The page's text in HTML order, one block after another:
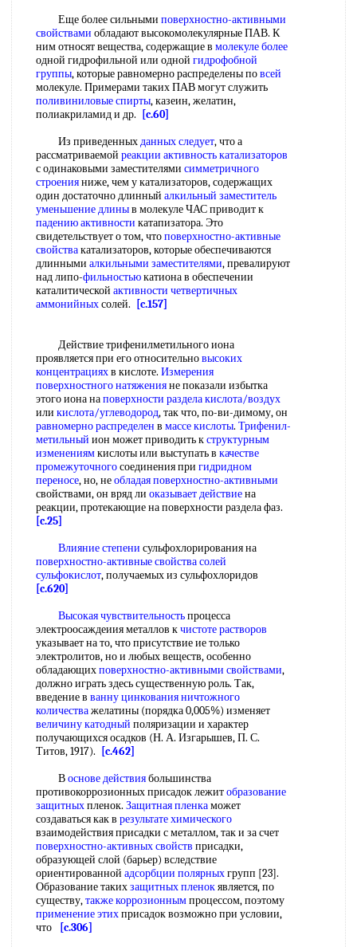
Еще более сильными поверхностно-активными
свойствами обладают высокомолекулярные ПАВ. К
ним относят вещества, содержащие в молекуле более
одной гидрофильной или одной гидрофобной
группы, которые равномерно распределены повсей
молекуле. Примерами таких ПАВ могут служить
поливиниловые спирты, казеин, желатин,
полиакриламид и др.
[c.60]
Из приведенныхданных следует, что а
рассматриваемой реакции активность катализаторов
с одинаковыми заместителями симметричного
строенияниже, чем у катализаторов, содержащих
один достаточно длинный алкильный заместитель
уменьшение длиныв молекуле ЧАС приводит к
падению активности катапизатора. Это
свидетельствует о том, чтоповерхностно-активные
свойствакатализаторов, которые обеспечиваются
длинными алкильными заместителями, превалируют
над липо-фильностьюкатиона в обеспечении
каталитической активности четвертичных
аммонийныхсолей. [c.157]
Действие трифенилметильного иона
проявляется при его относительновысоких
концентрацияхв кислоте. Измерения
поверхностного натяженияне показали избытка
этого иона наповерхности разделакислота/воздух
или кислота/углеводород, так что, по-ви-димому, он
равномерно распределен в массе кислоты. Трифенил-
метильный ион может приводить кструктурным
изменениямкислоты или выступать в качестве
промежуточногосоединения при гидридном
переносе, но, необладая поверхностно-активными
свойствами, он вряд ли оказывает действиена
реакции, протекающие на поверхности раздела фаз.
[c.25]
Влияние степени сульфохлорирования на
поверхностно-активные свойствасолей
сульфокислот, получаемых из сульфохлоридов
[c.620]
Высокая чувствительностьпроцесса
электроосаждеиия металлов кчистоте растворов
указывает на то, что присутствие ие только
электролитов, но и любых веществ, особенно
обладающихповерхностно-активными свойствами,
должно играть здесь существенную роль. Так,
введение в ванну цинкованияничтожного
количестважелатины (порядка 0,005%) изменяет
величину катодный поляризации и характер
получающихся осадков (Н. А. Изгарышев, П. С.
Титов, 1917).
[c.462]
Воснове действиябольшинства
противокоррозионных присадок лежитобразование
защитныхпленок. Защитная пленкаможет
создаваться как в результате химического
взаимодействия присадки с металлом, так и за счет
поверхностно-активных свойств присадки,
образующей слой (барьер) вследствие
ориентированной адсорбции полярныхгрупп [23].
Образование такихзащитных пленокявляется, по
существу,также коррозионнымпроцессом, поэтому
применение этихприсадок возможно при условии,
что
[c.306]